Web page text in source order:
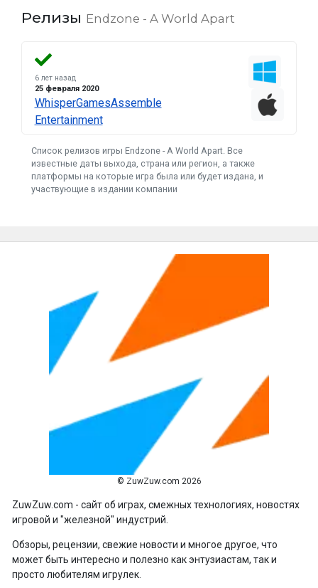
Релизы Endzone - A World Apart
6 лет назад
25 февраля 2020
WhisperGamesAssemble
Entertainment
Список релизов игры Endzone - A World Apart. Все
известные даты выхода, страна или регион, а также
платформы на которые игра была или будет издана, и
участвующие в издании компании
© ZuwZuw.com 2026
ZuwZuw.com - сайт об играх, смежных технологиях, новостях
игровой и "железной" индустрий.
Обзоры, рецензии, свежие новости и многое другое, что
может быть интересно и полезно как энтузиастам, так и
просто любителям игрулек.